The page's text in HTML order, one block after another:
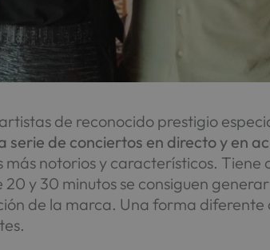
de reconocido prestigio
serie de conciertos en directo y en
más notorios y característicos.
y 30 minutos se consiguen
de la marca. Una forma diferente